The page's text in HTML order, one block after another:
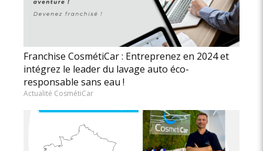
Franchise CosmétiCar : Entreprenez en 2024 et
intégrez le leader du lavage auto éco-
responsable sans eau !
Actualité CosmétiCar